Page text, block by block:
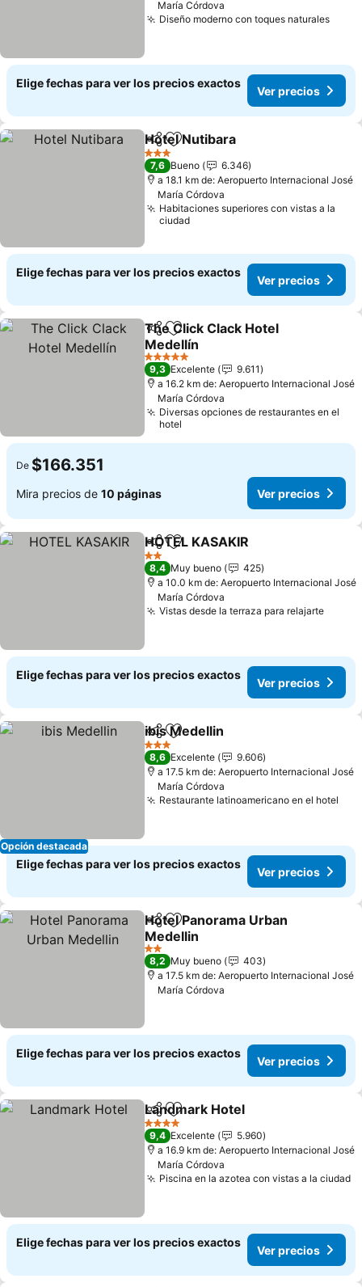
María Córdova
Diseño moderno con toques naturalesVer
Elige fechas para ver los precios exactos
Ver precios
CompartirAgregar a favoritos
Hotel Nutibara
3 Estrellas
7,6 Bueno
6.346
a 18.1 km de: Aeropuerto Internacional José
María Córdova
Habitaciones superiores con vistas a la
ciudad
Elige fechas para ver los precios exactos
Ver precios
Compartir
Agregar a favoritos
The Click Clack Hotel
Medellín
Ver precios
5 Estrellas
9,3 Excelente
9.611
a 16.2 km de: Aeropuerto Internacional José
María Córdova
Diversas opciones de restaurantes en el
hotel
De $166.351
Mira precios de 10 páginas Ver precios
CompartirAgregar a favoritos
HOTEL KASAKIR
2 Estrellas
8,4 Muy bueno
425
a 10.0 km de: Aeropuerto Internacional José
María Córdova
Vistas desde la terraza para relajarteVer
Elige fechas para ver los precios exactos
Ver precios
Opción destacada
CompartirAgregar a favoritos
ibis Medellin
3 Estrellas
8,6 Excelente
9.606
a 17.5 km de: Aeropuerto Internacional José
María Córdova
Restaurante latinoamericano en el hotel
Elige fechas para ver los precios exactos
Ver precios
CompartirAgregar a favoritos
Hotel Panorama Urban
Medellin
Ver precios
2 Estrellas
8,2 Muy bueno
403
a 17.5 km de: Aeropuerto Internacional José
María Córdova
Elige fechas para ver los precios exactos
Ver precios
CompartirAgregar a favoritos
Landmark Hotel
4 Estrellas
9,4 Excelente
5.960
a 16.9 km de: Aeropuerto Internacional José
María Córdova
Piscina en la azotea con vistas a la ciudad
Elige fechas para ver los precios exactos
Ver precios